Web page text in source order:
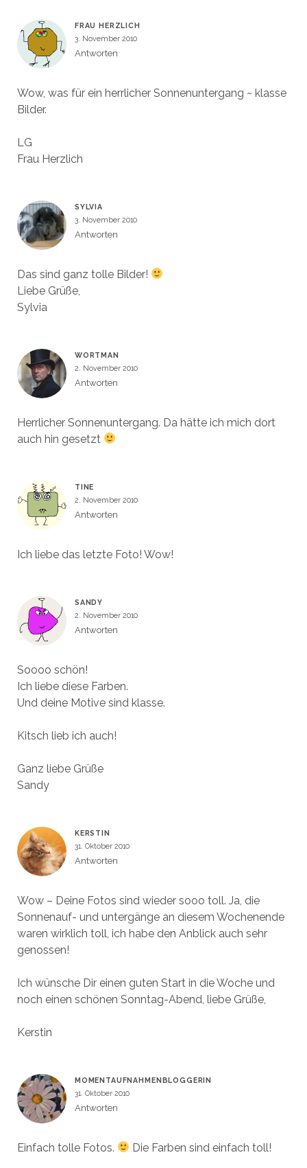
FRAU HERZLICH
3. November 2010
Antworten
Wow, was für ein herrlicher Sonnenuntergang ~ klasse
Bilder.
LG
Frau Herzlich
SYLVIA
3. November 2010
Antworten
Das sind ganz tolle Bilder!
Liebe Grüße,
Sylvia
WORTMAN
2. November 2010
Antworten
Herrlicher Sonnenuntergang. Da hätte ich mich dort
auch hin gesetzt
TINE
2. November 2010
Antworten
Ich liebe das letzte Foto! Wow!
SANDY
2. November 2010
Antworten
Soooo schön!
Ich liebe diese Farben.
Und deine Motive sind klasse.
Kitsch lieb ich auch!
Ganz liebe Grüße
Sandy
KERSTIN
31. Oktober 2010
Antworten
Wow – Deine Fotos sind wieder sooo toll. Ja, die
Sonnenauf- und untergänge an diesem Wochenende
waren wirklich toll, ich habe den Anblick auch sehr
genossen!
Ich wünsche Dir einen guten Start in die Woche und
noch einen schönen Sonntag-Abend, liebe Grüße,
Kerstin
MOMENTAUFNAHMENBLOGGERIN
31. Oktober 2010
Antworten
Einfach tolle Fotos. Die Farben sind einfach toll!